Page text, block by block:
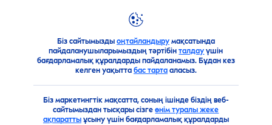
Біз сайтымызды оңтайландырумақсатында
пайдаланушыларымыздың тәртібінталдау үшін
бағдарламалық құралдарды пайдаланамыз. Бұдан кез
келген уақытта бас тартааласыз.
Біз маркетингтік мақсатта, соның ішінде біздің веб-
сайтымыздан тысқары сізгеөнім туралы жеке
ақпараттыұсыну үшін бағдарламалық құралдарды
Өнімдерге шолу Ерлер Қырынуға арналған
СЕЗІМТАЛ ТЕРІГЕ АРНАЛҒАН
ҚЫРЫНУҒА АРНАЛҒАН КРЕМ